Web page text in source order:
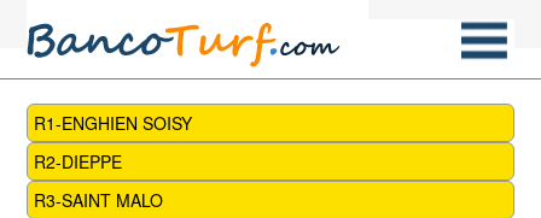
R1-ENGHIEN SOISY
R2-DIEPPE
R3-SAINT MALO